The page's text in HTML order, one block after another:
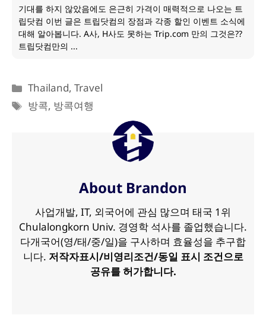
기대를 하지 않았음에도 은근히 가격이 매력적으로 나오는 트
립닷컴 이번 글은 트립닷컴의 장점과 각종 할인 이벤트 소식에
대해 알아봅니다. A사, H사도 못하는 Trip.com 만의 그것은??
트립닷컴만의 ...
카
테
고
Thailand,Travel
태
방콕, 방콕여행
About Brandon
사업개발, IT, 외국어에 관심 많으며 태국 1위
Chulalongkorn Univ. 경영학 석사를 졸업했습니다.
다개국어(영/태/중/일)을 구사하며 효율성을 추구합
니다. 저작자표시/비영리조건/동일 표시 조건으로
공유를 허가합니다.